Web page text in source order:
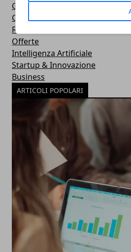
Guide
Confronti
Recensioni
Offerte
Intelligenza Artificiale
Startup & Innovazione
Business
ARTICOLI POPOLARI